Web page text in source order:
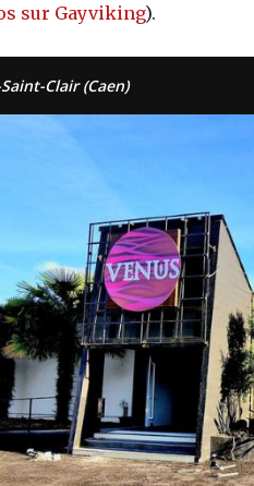
sur Gayviking).
Clair (Caen)